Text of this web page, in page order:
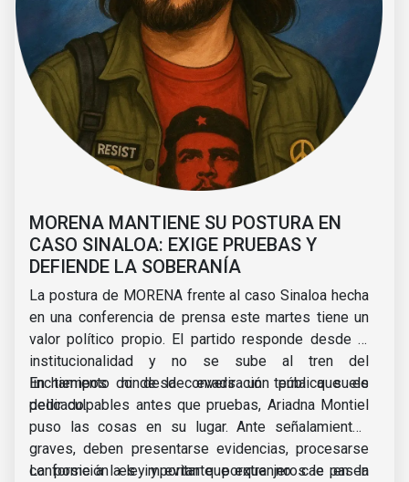
MORENA MANTIENE SU POSTURA EN
CASO SINALOA: EXIGE PRUEBAS Y
DEFIENDE LA SOBERANÍA
La postura de MORENA frente al caso Sinaloa hecha
en una conferencia de prensa este martes tiene un
valor político propio. El partido responde desde la
institucionalidad y no se sube al tren del
linchamiento ni desde evadir un tema que es
delicado.
En tiempos donde la conversación pública suele
pedir culpables antes que pruebas, Ariadna Montiel
puso las cosas en su lugar. Ante señalamientos
graves, deben presentarse evidencias, procesarse
conforme a la ley y evitar que extranjeros le pasen
La posición es importante porque no cae en la